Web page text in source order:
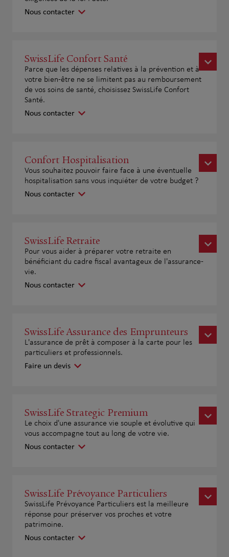
Nous contacter
SwissLife Confort Santé
Parce que les dépenses relatives à la prévention et à
votre bien-être ne se limitent pas au remboursement
de vos soins de santé, choisissez SwissLife Confort
Santé.
Nous contacter
Confort Hospitalisation
Vous souhaitez pouvoir faire face à une éventuelle
hospitalisation sans vous inquiéter de votre budget ?
Nous contacter
SwissLife Retraite
Pour vous aider à préparer votre retraite en
bénéficiant du cadre fiscal avantageux de l'assurance-
vie.
Nous contacter
SwissLife Assurance des Emprunteurs
L'assurance de prêt à composer à la carte pour les
particuliers et professionnels.
Faire un devis
SwissLife Strategic Premium
Le choix d'une assurance vie souple et évolutive qui
vous accompagne tout au long de votre vie.
Nous contacter
SwissLife Prévoyance Particuliers
SwissLife Prévoyance Particuliers est la meilleure
réponse pour préserver vos proches et votre
patrimoine.
Nous contacter